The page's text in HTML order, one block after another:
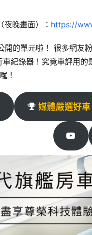
晚畫面）： https://
開的單元啦！ 很多網友
紀錄器！究竟車評用的
！
媒體嚴選好車